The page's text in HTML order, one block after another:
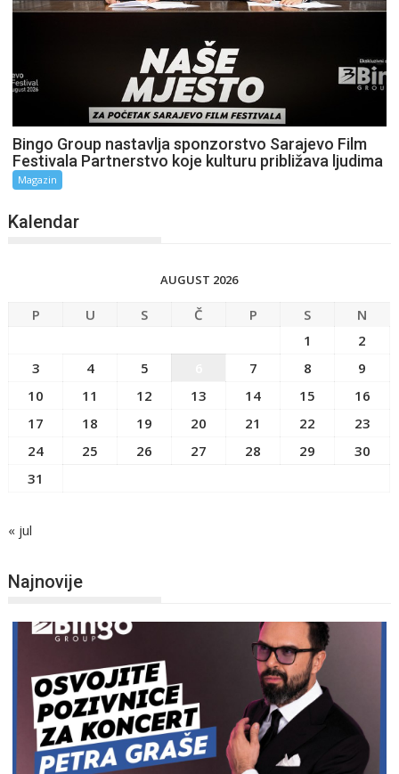
Bingo Group nastavlja sponzorstvo Sarajevo Film
Festivala Partnerstvo koje kulturu približava ljudima
Magazin
Kalendar
AUGUST 2026
P U S Č P S
N
1
2
3
4 5 7 8
9
10
11 12 13 14 15
16
17
18 19 20 21 22
23
24
25 26 27 28 29
30
31
« jul
Najnovije